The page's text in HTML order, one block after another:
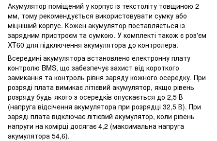
Акумулятор поміщений у корпус із текстоліту товщиною 2
мм, тому рекомендується використовувати сумку або
міцніший корпус. Кожен акумулятор поставляється із
зарядним пристроєм та сумкою. У комплекті також є роз'єм
XT60 для підключення акумулятора до контролера.
Всередині акумулятора встановлено електронну плату
контролю BMS, що забезпечує захист від короткого
замикання та контроль рівня заряду кожного осередку. При
розряді плата вимикає літієвий акумулятор, якщо рівень
розряду будь-якого з осередків опускається до 2,5 В
(напруга відсічення акумулятора при розрядці 32,5 В). При
заряді плата відключає літієвий акумулятор, коли рівень
напруги на комірці досягає 4,2 (максимальна напруга
акумулятора 54,6).